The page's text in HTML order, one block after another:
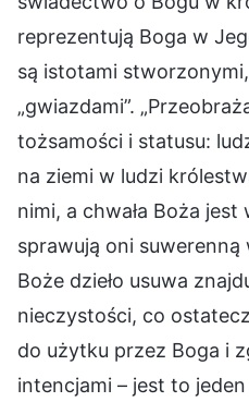
reprezentują Boga w
są istotami
„gwiazdami”.
tożsamości i statusu:
na ziemi w ludzi
nimi, a chwała Boża
sprawują oni suwerenną
Boże dzieło usuwa
nieczystości, co
do użytku przez Boga i
intencjami – jest to